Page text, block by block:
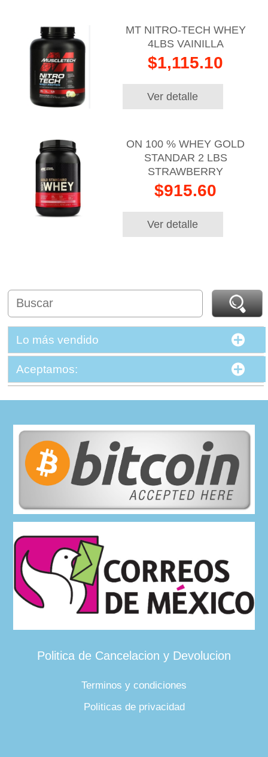
MT NITRO-TECH WHEY
4LBS VAINILLA
$1,115.10
Ver detalle
ON 100 % WHEY GOLD
STANDAR 2 LBS
STRAWBERRY
$915.60
Ver detalle
Lo más vendido
Aceptamos:
Politica de Cancelacion y Devolucion
Terminos y condiciones
Politicas de privacidad